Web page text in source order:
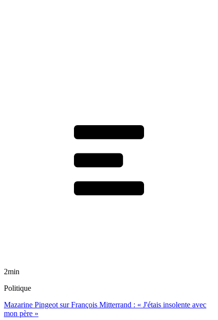
2min
Politique
Mazarine Pingeot sur François Mitterrand : « J'étais insolente avec
mon père »